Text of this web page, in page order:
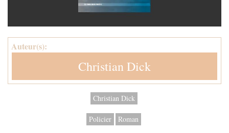
Auteur(s):
Christian Dick
Christian Dick
Policier Roman